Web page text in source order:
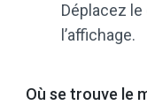
Déplacez
l’affichage.
Où se trouve le